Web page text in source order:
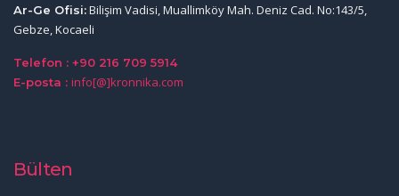
Ar-Ge Ofisi:Bilişim Vadisi, Muallimköy Mah. Deniz Cad. No:143/5,
Gebze, Kocaeli
Telefon : +90 216 709 5914
E-posta : info[@]kronnika.com
Bülten